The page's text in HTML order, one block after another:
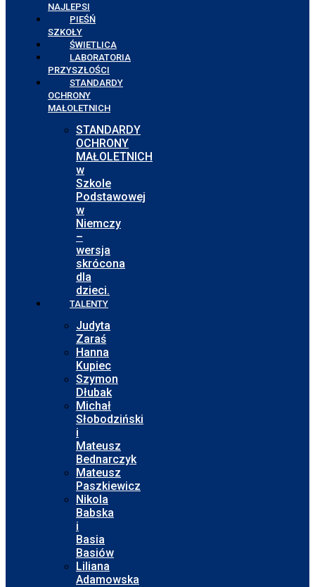
NAJLEPSI
PIEŚŃ
SZKOŁY
ŚWIETLICA
LABORATORIA
PRZYSZŁOŚCI
STANDARDY
OCHRONY
MAŁOLETNICH
STANDARDY
OCHRONY
MAŁOLETNICH
w
Szkole
Podstawowej
w
Niemczy
–
wersja
skrócona
dla
dzieci.
TALENTY
Judyta
Zaraś
Hanna
Kupiec
Szymon
Dłubak
Michał
Słobodziński
i
Mateusz
Bednarczyk
Mateusz
Paszkiewicz
Nikola
Babska
i
Basia
Basiów
Liliana
Adamowska